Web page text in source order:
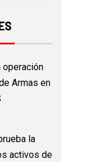
operación
Armas en
la
activos de